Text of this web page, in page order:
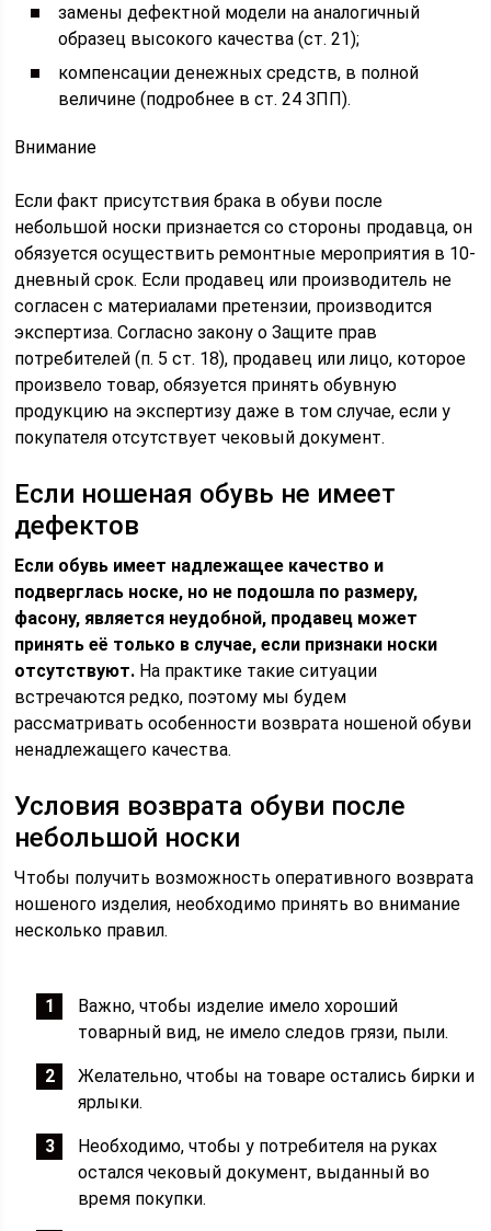
замены дефектной модели на аналогичный
образец высокого качества (ст. 21);
компенсации денежных средств, в полной
величине (подробнее в ст. 24 ЗПП).
Внимание
Если факт присутствия брака в обуви после
небольшой носки признается со стороны продавца, он
обязуется осуществить ремонтные мероприятия в 10-
дневный срок. Если продавец или производитель не
согласен с материалами претензии, производится
экспертиза. Согласно закону о Защите прав
потребителей (п. 5 ст. 18), продавец или лицо, которое
произвело товар, обязуется принять обувную
продукцию на экспертизу даже в том случае, если у
покупателя отсутствует чековый документ.
Если ношеная обувь не имеет
дефектов
Если обувь имеет надлежащее качество и
подверглась носке, но не подошла по размеру,
фасону, является неудобной, продавец может
принять её только в случае, если признаки носки
отсутствуют. На практике такие ситуации
встречаются редко, поэтому мы будем
рассматривать особенности возврата ношеной обуви
ненадлежащего качества.
Условия возврата обуви после
небольшой носки
Чтобы получить возможность оперативного возврата
ношеного изделия, необходимо принять во внимание
несколько правил.
Важно, чтобы изделие имело хороший
товарный вид, не имело следов грязи, пыли.
Желательно, чтобы на товаре остались бирки и
ярлыки.
Необходимо, чтобы у потребителя на руках
остался чековый документ, выданный во
время покупки.